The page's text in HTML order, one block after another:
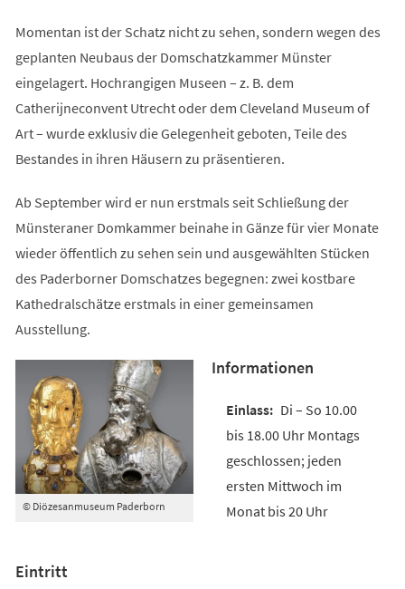
Momentan ist der Schatz nicht zu sehen, sondern wegen des
geplanten Neubaus der Domschatzkammer Münster
eingelagert. Hochrangigen Museen – z. B. dem
Catherijneconvent Utrecht oder dem Cleveland Museum of
Art – wurde exklusiv die Gelegenheit geboten, Teile des
Bestandes in ihren Häusern zu präsentieren.
Ab September wird er nun erstmals seit Schließung der
Münsteraner Domkammer beinahe in Gänze für vier Monate
wieder öffentlich zu sehen sein und ausgewählten Stücken
des Paderborner Domschatzes begegnen: zwei kostbare
Kathedralschätze erstmals in einer gemeinsamen
Ausstellung.
© Diözesanmuseum Paderborn
Informationen
Di – So 10.00
bis 18.00 Uhr Montags
geschlossen; jeden
ersten Mittwoch im
Monat bis 20 Uhr
Eintritt